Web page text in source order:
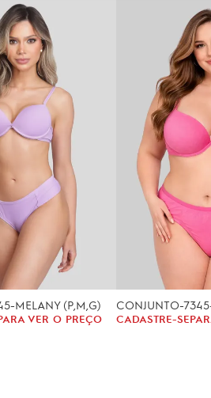
MELANY (P,M,G)
VER O PREÇO CADASTRE-SE